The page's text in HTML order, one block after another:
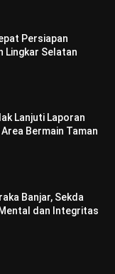
Persiapan
Lingkar Selatan
Lanjuti Laporan
Bermain Taman
Banjar, Sekda
dan Integritas